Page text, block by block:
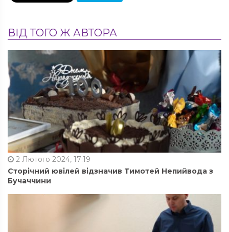
ВІД ТОГО Ж АВТОРА
2 Лютого 2024, 17:19
Сторічний ювілей відзначив Тимотей Непийвода з
Бучаччини